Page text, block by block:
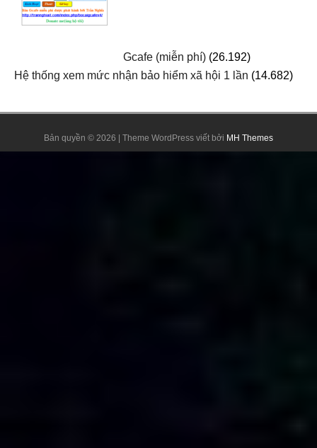
Gcafe (miễn phí) (26.192)
Hệ thống xem mức nhận bảo hiểm xã hội 1 lần (14.682)
Bản quyền © 2026 | Theme WordPress viết bởi MH Themes